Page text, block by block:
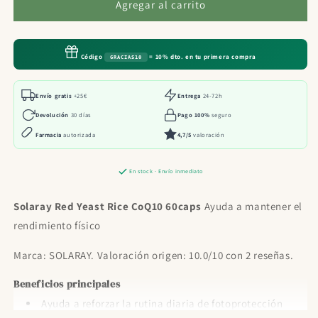
Red
60caps
Solaray
Red
Rice
CoQ10
60caps
Agregar al carrito
Código GRACIAS10 = 10% dto. en tu primera compra
Envío gratis +25€ Entrega 24-72h
Devolución 30 días Pago 100% seguro
Farmacia autorizada 4,7/5 valoración
En stock · Envío inmediato
Solaray Red Yeast Rice CoQ10 60caps Ayuda a mantener el
rendimiento físico
Marca: SOLARAY. Valoración origen: 10.0/10 con 2 reseñas.
Beneficios principales
Ayuda a reforzar la rutina diaria de fotoprotección